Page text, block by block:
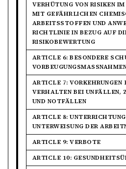
VERHÜTUNG VON RISIKEN
MIT GEFÄHRLICHEN
ARBEITSSTOFFEN UND
RICHTLINIE IN BEZUG AUF
RISIKOBEWERTUNG
ARTICLE 6: BESONDERE
ARTICLE 7: VORKEHRUNGEN
VERHALTEN BEI UNFÄLLEN,
UND NOTFÄLLEN
ARTICLE 8: UNTERRICHTUNG
UNTERWEISUNG DER
ARTICLE 9: VERBOTE
ARTICLE 10: